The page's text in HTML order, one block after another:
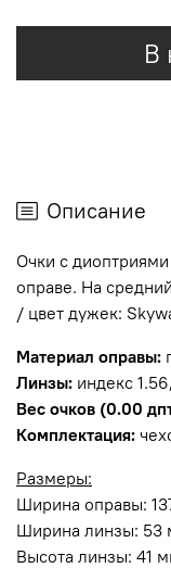
В
Описание
Очки с диоптриями
оправе. На
/ цвет дужек:
Материал оправы:
Линзы: индекс
Вес очков (0.00
Комплектация:
Размеры:
Ширина оправы:
Ширина линзы: 53
Высота линзы: 41